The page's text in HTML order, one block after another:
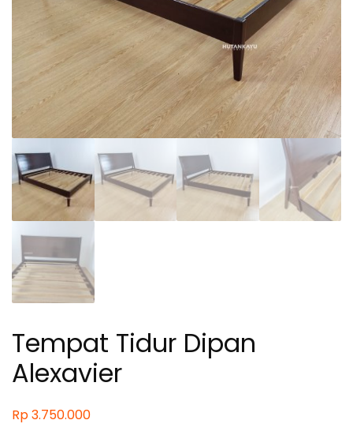
Tempat Tidur Dipan
Alexavier
Rp3.750.000